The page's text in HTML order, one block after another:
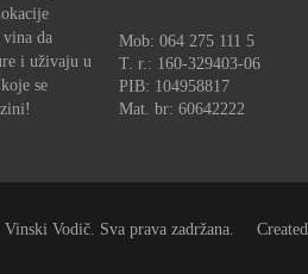
da
i uživaju u
se
Mob: 064 275 111 5
T. r.: 160-329403-06
PIB: 104958817
Mat. br: 60642222
Vodič. Sva prava zadržana.